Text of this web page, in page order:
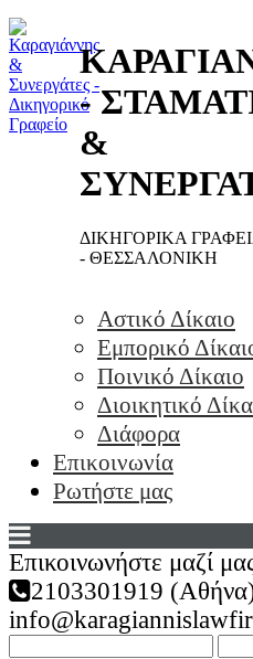
-
&
ΔΙΚΗΓΟΡΙΚΑ
- ΘΕΣΣΑΛΟΝΙΚΗ
Αστικό Δίκαιο
Εμπορικό
Ποινικό Δίκαιο
Διοικητικό
Διάφορα
Επικοινωνία
Ρωτήστε μας
Επικοινωνήστε μαζί
2103301919